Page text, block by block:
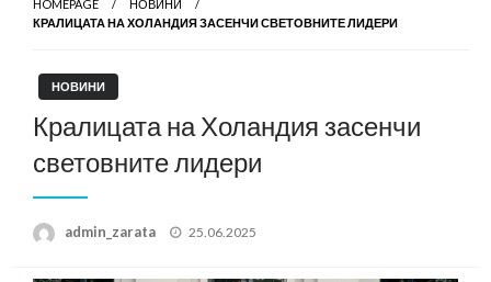
HOMEPAGE
НОВИНИ
КРАЛИЦАТА НА ХОЛАНДИЯ ЗАСЕНЧИ СВЕТОВНИТЕ ЛИДЕРИ
НОВИНИ
Кралицата на Холандия засенчи
световните лидери
admin_zarata
Posted
25.06.2025